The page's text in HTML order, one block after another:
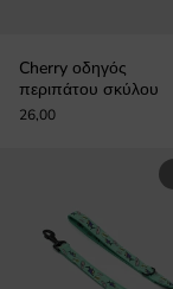
Cherry οδηγός
περιπάτου σκύλου
26,00